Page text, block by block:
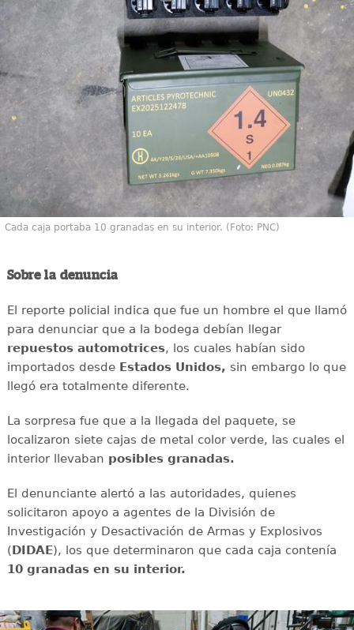
Cada caja portaba 10 granadas en su interior. (Foto: PNC)
Sobre la denuncia
El reporte policial indica que fue un hombre el que llamó
para denunciar que a la bodega debían llegar
repuestos automotrices, los cuales habían sido
importados desde Estados Unidos, sin embargo lo que
llegó era totalmente diferente.
La sorpresa fue que a la llegada del paquete, se
localizaron siete cajas de metal color verde, las cuales el
interior llevaban posibles granadas.
El denunciante alertó a las autoridades, quienes
solicitaron apoyo a agentes de la División de
Investigación y Desactivación de Armas y Explosivos
(DIDAE), los que determinaron que cada caja contenía
10 granadas en su interior.